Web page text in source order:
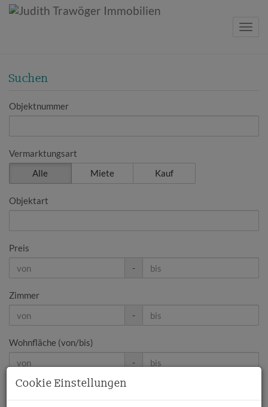
Suchen
Objektnummer
Vermarktungsart
Alle
Miete Kauf
Objektart
Preis
-
Zimmer
-
Wohnfläche (von/bis)
-
Cookie Einstellungen